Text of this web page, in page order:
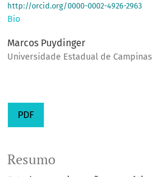
http://orcid.org/0000-0002-4926-2963
Bio
Marcos Puydinger
Universidade Estadual de Campinas
PDF
Resumo